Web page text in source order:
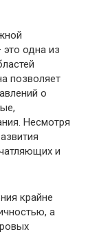
одна из
позволяет
о
Несмотря
и
крайне
а